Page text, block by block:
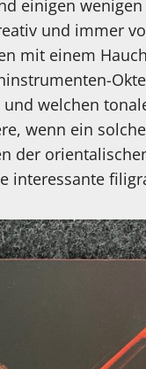
einigen
und immer
mit einem
welchen
wenn ein
der
interessante